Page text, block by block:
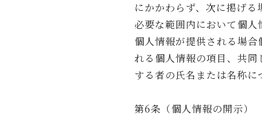
にかかわらず、次に掲げ
必要な範囲内において個
個人情報が提供される場
れる個人情報の項目、共
する者の氏名または名称に
第6条（個人情報の開示）